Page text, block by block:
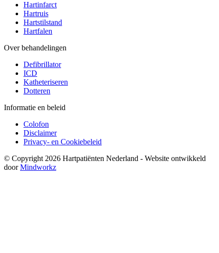
Hartinfarct
Hartruis
Hartstilstand
Hartfalen
Over behandelingen
Defibrillator
ICD
Katheteriseren
Dotteren
Informatie en beleid
Colofon
Disclaimer
Privacy- en Cookiebeleid
© Copyright 2026 Hartpatiënten Nederland - Website ontwikkeld
doorMindworkz